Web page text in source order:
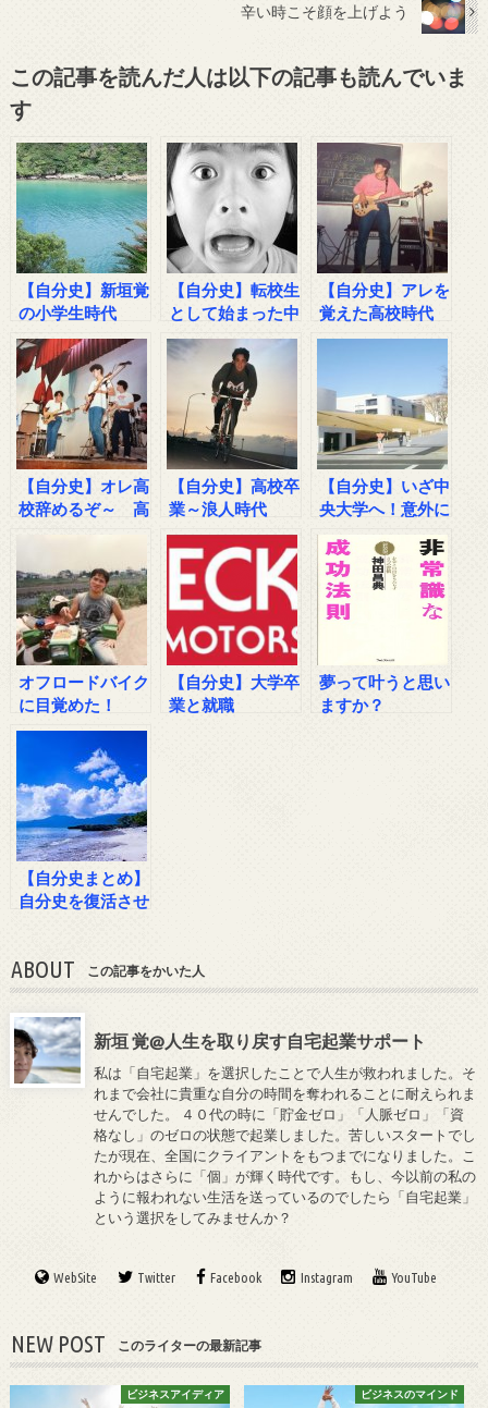
辛い時こそ顔を上げよう
この記事を読んだ人は以下の記事も読んでいま
す
【自分史】新垣覚
の小学生時代
【自分史】転校生
として始まった中
学時代
【自分史】アレを
覚えた高校時代
その１
【自分史】オレ高
校辞めるぞ～ 高
【自分史】高校卒
業～浪人時代
【自分史】いざ中
央大学へ！意外に
がんばった浪人時
代
オフロードバイク
に目覚めた！
【自分史】大学卒
業と就職
夢って叶うと思い
ますか？
【自分史まとめ】
自分史を復活させ
ABOUT この記事をかいた人
新垣 覚@人生を取り戻す自宅起業サポート
私は「自宅起業」を選択したことで人生が救われました。そ
れまで会社に貴重な自分の時間を奪われることに耐えられま
せんでした。 ４０代の時に「貯金ゼロ」「人脈ゼロ」「資
格なし」のゼロの状態で起業しました。苦しいスタートでし
たが現在、全国にクライアントをもつまでになりました。こ
れからはさらに「個」が輝く時代です。もし、今以前の私の
ように報われない生活を送っているのでしたら「自宅起業」
という選択をしてみませんか？
WebSite Twitter Facebook Instagram YouTube
NEW POST このライターの最新記事
ビジネスアイディア ビジネスのマインド